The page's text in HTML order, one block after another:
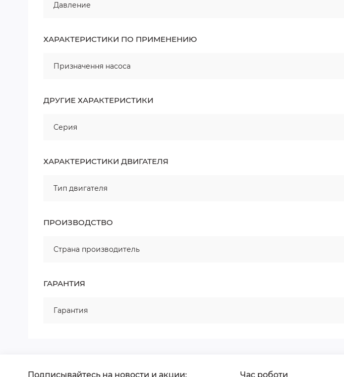
Давление
ХАРАКТЕРИСТИКИ ПО ПРИМЕНЕНИЮ
Призначення насоса
ДРУГИЕ ХАРАКТЕРИСТИКИ
Серия
ХАРАКТЕРИСТИКИ ДВИГАТЕЛЯ
Тип двигателя
ПРОИЗВОДСТВО
Страна производитель
ГАРАНТИЯ
Гарантия
Подписывайтесь на новости и акции: Час роботи